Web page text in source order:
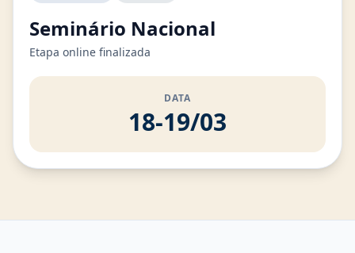
Seminário Nacional
Etapa online finalizada
DATA
18-19/03